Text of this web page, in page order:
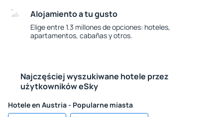
Alojamiento a tu gusto
Elige entre 1.3 millones de opciones: hoteles,
apartamentos, cabañas y otros.
Najczęściej wyszukiwane hotele przez
użytkowników eSky
Hotele en Austria - Popularne miasta